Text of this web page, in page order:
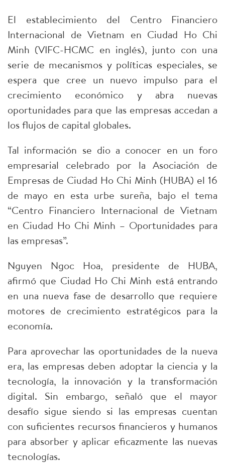
El establecimiento del Centro Financiero
Internacional de Vietnam en Ciudad Ho Chi
Minh (VIFC-HCMC en inglés), junto con una
serie de mecanismos y políticas especiales, se
espera que cree un nuevo impulso para el
crecimiento económico y abra nuevas
oportunidades para que las empresas accedan a
los flujos de capital globales.
Tal información se dio a conocer en un foro
empresarial celebrado por la Asociación de
Empresas de Ciudad Ho Chi Minh (HUBA) el 16
de mayo en esta urbe sureña, bajo el tema
“Centro Financiero Internacional de Vietnam
en Ciudad Ho Chi Minh – Oportunidades para
las empresas”.
Nguyen Ngoc Hoa, presidente de HUBA,
afirmó que Ciudad Ho Chi Minh está entrando
en una nueva fase de desarrollo que requiere
motores de crecimiento estratégicos para la
economía.
Para aprovechar las oportunidades de la nueva
era, las empresas deben adoptar la ciencia y la
tecnología, la innovación y la transformación
digital. Sin embargo, señaló que el mayor
desafío sigue siendo si las empresas cuentan
con suficientes recursos financieros y humanos
para absorber y aplicar eficazmente las nuevas
tecnologías.